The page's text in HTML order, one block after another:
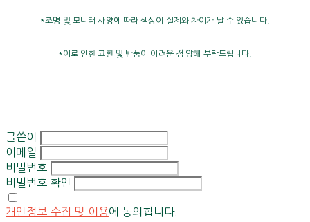
*조명 및 모니터 사양에 따라 색상이 실제와 차이가 날 수 있습니다.
*이로 인한 교환 및 반품이 어려운 점 양해 부탁드립니다.
글쓴이
이메일
비밀번호
비밀번호 확인
개인정보 수집 및 이용에 동의합니다.